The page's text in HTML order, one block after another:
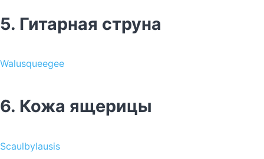
5. Гитарная струна
Walusqueegee
6. Кожа ящерицы
Scaulbylausis